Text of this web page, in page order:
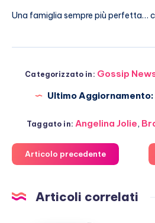
Una famiglia sempre più perfetta…
Categorizzato in: Gossip
Ultimo Aggiornamento:
Taggato in: Angelina Jolie,
Articolo precedente
Articoli correlati